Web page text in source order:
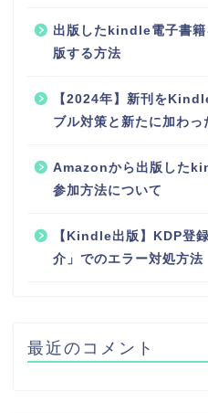
出版したkindle電子書籍
版する方法
【2024年】新刊を
ブル対策と新たに加わ
Amazonから出版した
参加方法について
【Kindle出版】KDP登
介」でのエラー対処方法
最近のコメント